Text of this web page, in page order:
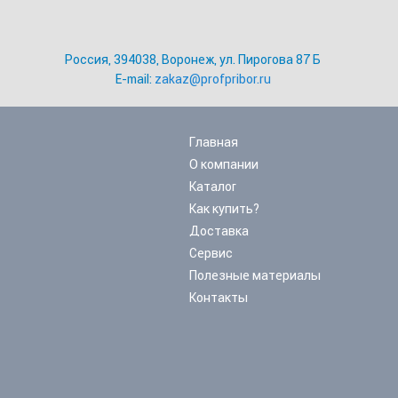
Россия, 394038, Воронеж, ул. Пирогова 87 Б
E-mail: zakaz@profpribor.ru
Главная
О компании
Каталог
Как купить?
Доставка
Сервис
Полезные материалы
Контакты